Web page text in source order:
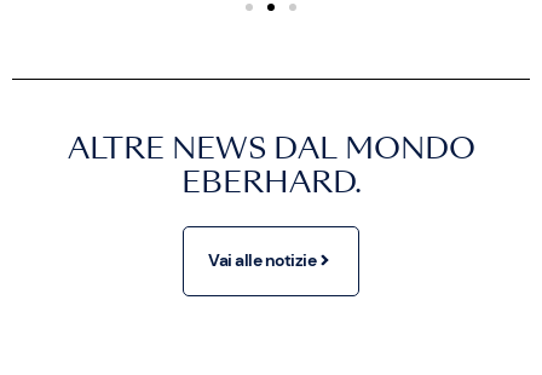
ALTRE NEWS DAL MONDO
EBERHARD.
Vai alle notizie